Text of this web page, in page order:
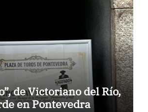
de Victoriano del Río,
en Pontevedra